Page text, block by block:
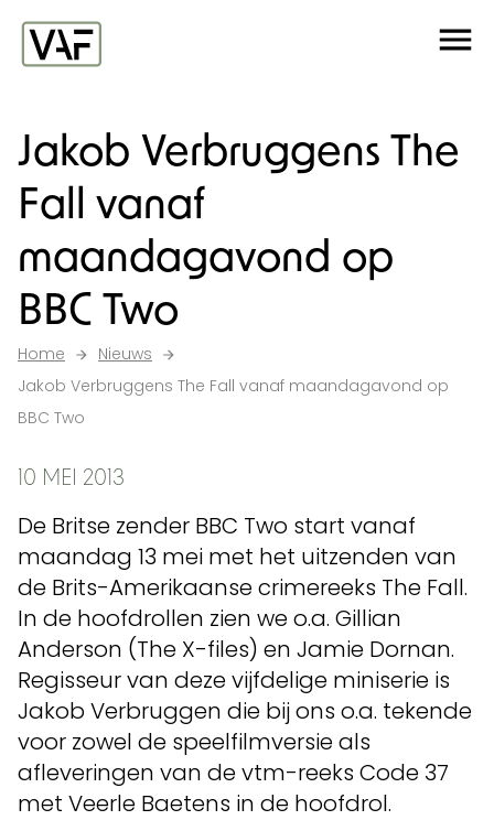
Ga verder naar de inhoud
Jakob Verbruggens The
Fall vanaf
maandagavond op
BBC Two
Home
Nieuws
Jakob Verbruggens The Fall vanaf maandagavond op
BBC Two
10 MEI 2013
De Britse zender BBC Two start vanaf
maandag 13 mei met het uitzenden van
de Brits-Amerikaanse crimereeks The Fall.
In de hoofdrollen zien we o.a. Gillian
Anderson (The X-files) en Jamie Dornan.
Regisseur van deze vijfdelige miniserie is
Jakob Verbruggen die bij ons o.a. tekende
voor zowel de speelfilmversie als
afleveringen van de vtm-reeks Code 37
met Veerle Baetens in de hoofdrol.